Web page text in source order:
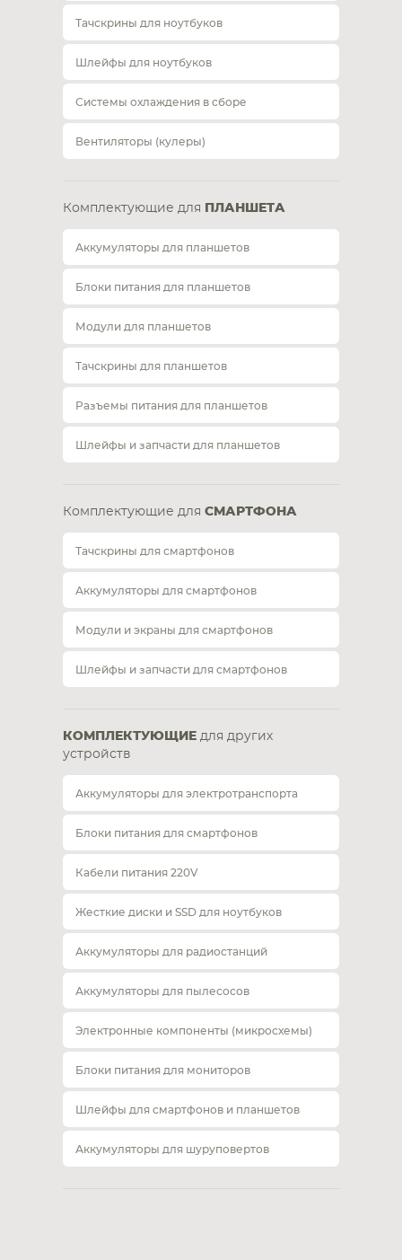
Тачскрины для ноутбуков
Шлейфы для ноутбуков
Системы охлаждения в сборе
Вентиляторы (кулеры)
Комплектующие для ПЛАНШЕТА
Аккумуляторы для планшетов
Блоки питания для планшетов
Модули для планшетов
Тачскрины для планшетов
Разъемы питания для планшетов
Шлейфы и запчасти для планшетов
Комплектующие для СМАРТФОНА
Тачскрины для смартфонов
Аккумуляторы для смартфонов
Модули и экраны для смартфонов
Шлейфы и запчасти для смартфонов
КОМПЛЕКТУЮЩИЕ для других
устройств
Аккумуляторы для электротранспорта
Блоки питания для смартфонов
Кабели питания 220V
Жесткие диски и SSD для ноутбуков
Аккумуляторы для радиостанций
Аккумуляторы для пылесосов
Электронные компоненты (микросхемы)
Блоки питания для мониторов
Шлейфы для смартфонов и планшетов
Аккумуляторы для шуруповертов